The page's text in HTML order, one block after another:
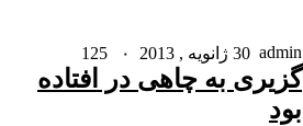
admin 30 ژانویه , 2013 ۰
گزیری به چاهی در افتاده
بود